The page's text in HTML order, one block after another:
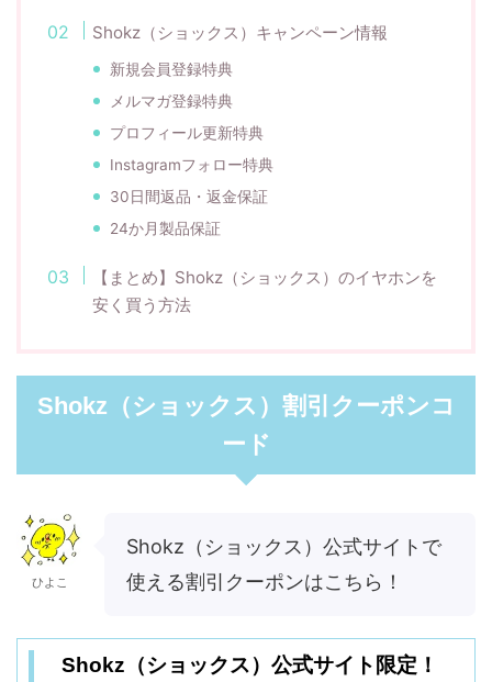
Shokz（ショックス）キャンペーン情報
新規会員登録特典
メルマガ登録特典
プロフィール更新特典
Instagramフォロー特典
30日間返品・返金保証
24か月製品保証
【まとめ】Shokz（ショックス）のイヤホンを
安く買う方法
Shokz（ショックス）割引クーポンコ
ード
ひよこ
Shokz（ショックス）公式サイトで
使える割引クーポンはこちら！
Shokz（ショックス）公式サイト限定！